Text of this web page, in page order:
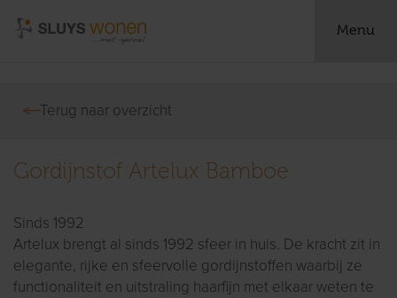
Menu
Terug naar overzicht
Gordijnstof Artelux Bamboe
Sinds 1992
Artelux brengt al sinds 1992 sfeer in huis. De kracht zit in
elegante, rijke en sfeervolle gordijnstoffen waarbij ze
functionaliteit en uitstraling haarfijn met elkaar weten te